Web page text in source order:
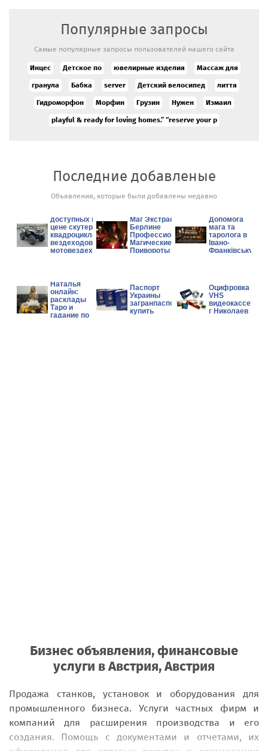
Популярные запросы
Самые популярные запросы пользователей нашего сайта
Инцес Детское по ювелирные изделия Массаж для
гранула Бабка server Детский велосипед лиття
Гидроморфон Морфин Грузин Нужен Измаил
playful & ready for loving homes.” “reserve your p
Последние добавленые
Объявления, которые были добавлены недавно
доступных по
цене скутеров,
квадроциклов,
вездеходов и
мотовездеходов
Маг Экстрасенс в
Берлине
Профессиональные
Магические Услуги
Привороты Гадание
Допомога
мага та
таролога в
Івано-
Франківську.
Наталья
онлайн:
расклады
Таро и
гадание по
Паспорт
Украины
загранпаспорт
купить
Оцифровка
VHS
видеокассет
г Николаев
Бизнес объявления, финансовые
услуги в Австрия, Австрия
Продажа станков, установок и оборудования для
промышленного бизнеса. Услуги частных фирм и
компаний для расширения производства и его
создания. Помощь с документами и отчетами, их